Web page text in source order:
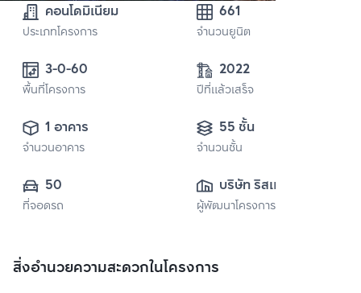
คอนโดมิเนียม
ประเภทโครงการ
661
จำนวนยูนิต
3-0-60
พื้นที่โครงการ
2022
ปีที่แล้วเสร็จ
1 อาคาร
จำนวนอาคาร
55 ชั้น
จำนวนชั้น
50
ที่จอดรถ
บริษัท ริสแลนด์
(ประเทศไทย) จำกัด
ผู้พัฒนาโครงการ
สิ่งอำนวยความสะดวกในโครงการ